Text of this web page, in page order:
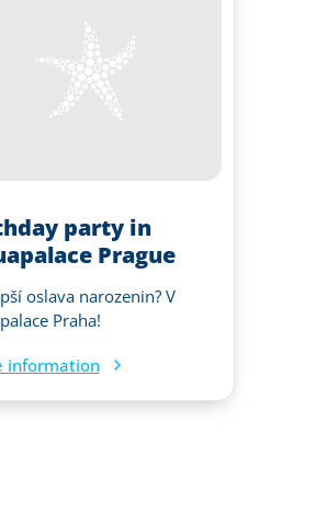
party in
Prague
oslava narozenin? V
Praha!
information